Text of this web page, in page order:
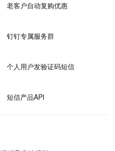
老客户自动复购优惠
钉钉专属服务群
个人用户发验证码短信
短信产品API